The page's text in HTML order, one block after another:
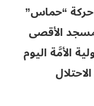
حركة “حماس”
الأقصى
الأمَّة اليوم